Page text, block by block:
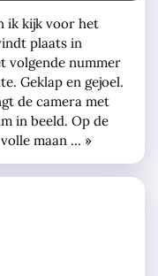
ik kijk voor het
plaats in
volgende nummer
Geklap en gejoel.
de camera met
in beeld. Op de
maan … »